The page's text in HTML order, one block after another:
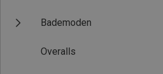
Bademoden
Overalls